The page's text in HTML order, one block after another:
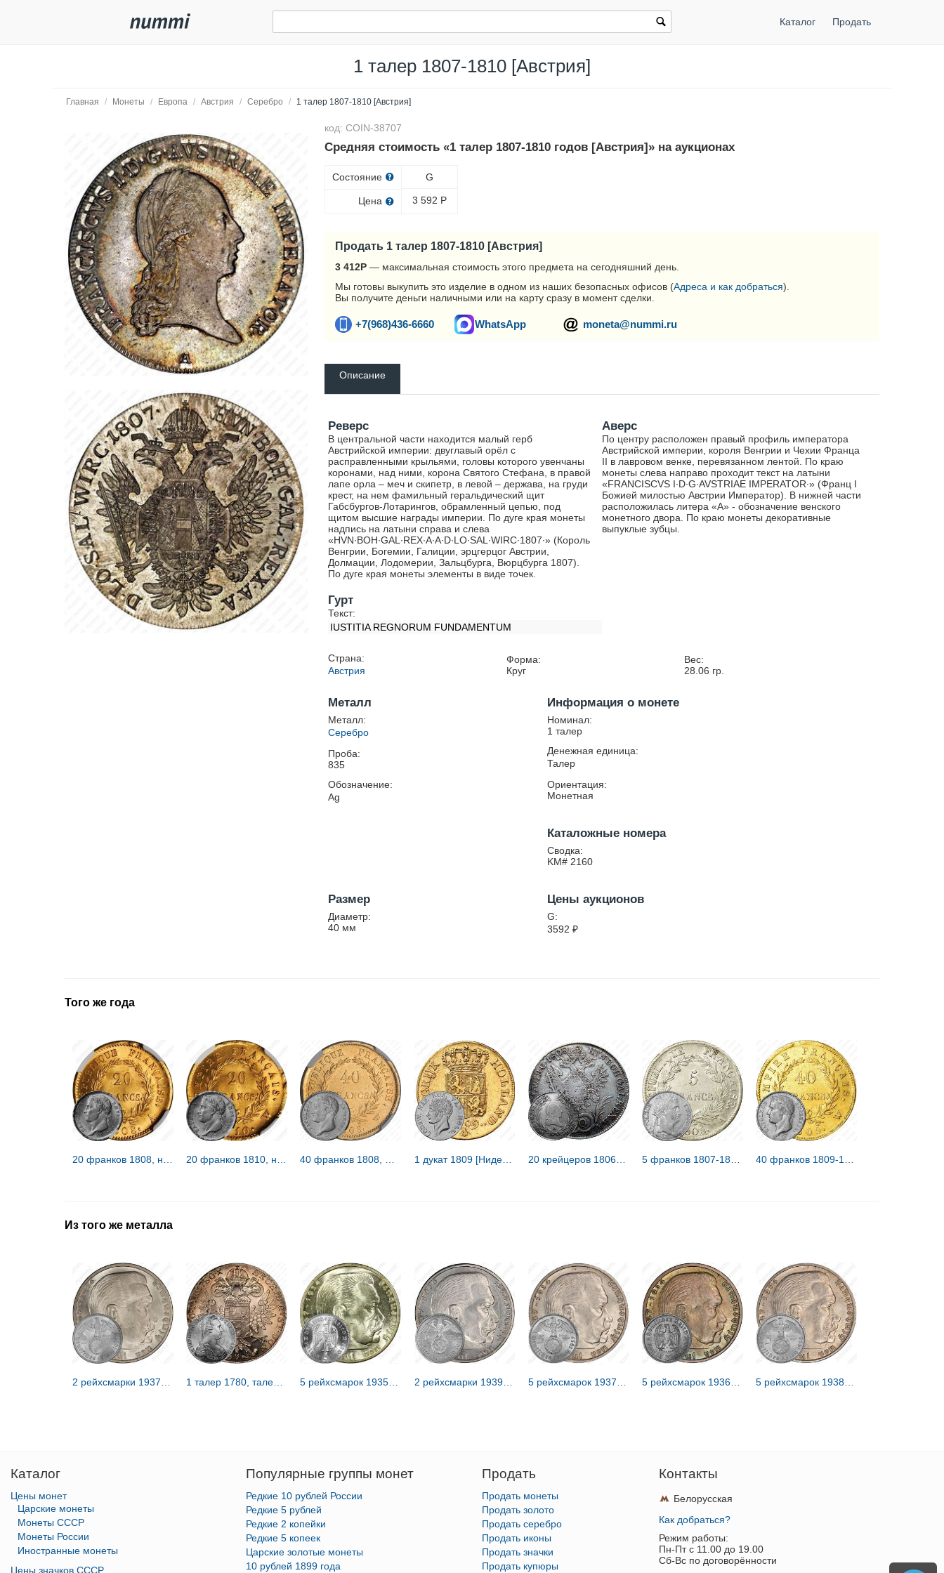
Каталог Продать
1 талер 1807-1810 [Австрия]
Главная / Монеты / Европа / Австрия / Серебро / 1 талер 1807-1810 [Австрия]
код: COIN-38707
Средняя стоимость «1 талер 1807-1810 годов [Австрия]» на аукционах
Состояние
Цена
G
3 592 Р
Продать 1 талер 1807-1810 [Австрия]
3 412Р — максимальная стоимость этого предмета на сегодняшний день.
Мы готовы выкупить это изделие в одном из наших безопасных офисов (Адреса и как добраться).
Вы получите деньги наличными или на карту сразу в момент сделки.
+7(968)436-6660 WhatsApp moneta@nummi.ru
Описание
Реверс
В центральной части находится малый герб
Австрийской империи: двуглавый орёл с
расправленными крыльями, головы которого увенчаны
коронами, над ними, корона Святого Стефана, в правой
лапе орла – меч и скипетр, в левой – держава, на груди
крест, на нем фамильный геральдический щит
Габсбургов-Лотарингов, обрамленный цепью, под
щитом высшие награды империи. По дуге края монеты
надпись на латыни справа и слева
«HVN∙BOH∙GAL∙REX∙A∙A∙D∙LO∙SAL∙WIRC∙1807∙» (Король
Венгрии, Богемии, Галиции, эрцгерцог Австрии,
Долмации, Лодомерии, Зальцбурга, Вюрцбурга 1807).
По дуге края монеты элементы в виде точек.
Аверс
По центру расположен правый профиль императора
Австрийской империи, короля Венгрии и Чехии Франца
II в лавровом венке, перевязанном лентой. По краю
монеты слева направо проходит текст на латыни
«FRANCISCVS I∙D∙G∙AVSTRIAE IMPERATOR∙» (Франц I
Божией милостью Австрии Император). В нижней части
расположилась литера «А» - обозначение венского
монетного двора. По краю монеты декоративные
выпуклые зубцы.
Гурт
Текст:
IUSTITIA REGNORUM FUNDAMENTUM
Страна:
Австрия
Форма:
Круг
Вес:
28.06 гр.
Металл
Металл:
Серебро
Проба:
835
Обозначение:
Ag
Информация о монете
Номинал:
1 талер
Денежная единица:
Талер
Ориентация:
Монетная
Каталожные номера
Сводка:
KM# 2160
Размер
Диаметр:
40 мм
Цены аукционов
G:
3592 ₽
Того же года
1 дукат 1809 [Нидерланды / Голландское королевство] 20 крейцеров 1806-1813 [Австрия]
Из того же металла
2 рейхсмарки 1939 [Германия / Третий рейх]
Каталог
Цены монет
Царские монеты
Монеты СССР
Монеты России
Иностранные монеты
Цены значков СССР
Популярные группы монет
Редкие 10 рублей России
Редкие 5 рублей
Редкие 2 копейки
Редкие 5 копеек
Царские золотые монеты
10 рублей 1899 года
Продать
Продать монеты
Продать золото
Продать серебро
Продать иконы
Продать значки
Продать купюры
Контакты
Белорусская
Как добраться?
Режим работы:
Пн-Пт c 11.00 до 19.00
Сб-Вс по договорённости